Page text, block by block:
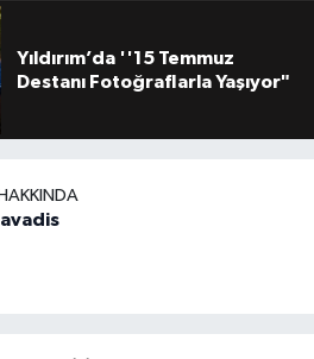
Yıldırım’da ''15 Temmuz
Destanı Fotoğraflarla Yaşıyor"